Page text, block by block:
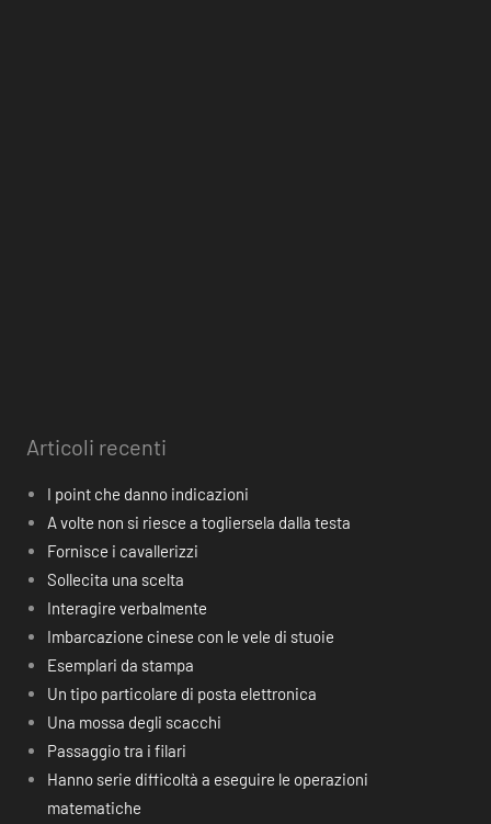
Articoli recenti
I point che danno indicazioni
A volte non si riesce a togliersela dalla testa
Fornisce i cavallerizzi
Sollecita una scelta
Interagire verbalmente
Imbarcazione cinese con le vele di stuoie
Esemplari da stampa
Un tipo particolare di posta elettronica
Una mossa degli scacchi
Passaggio tra i filari
Hanno serie difficoltà a eseguire le operazioni
matematiche